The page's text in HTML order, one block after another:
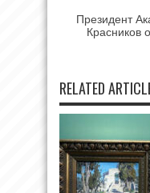
Президент
Красников
RELATED